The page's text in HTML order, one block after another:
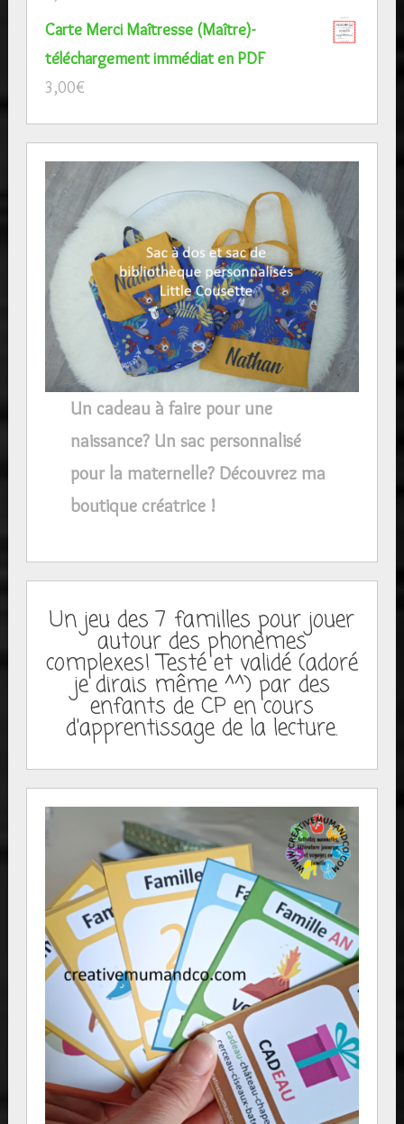
Carte Merci Maîtresse (Maître)-
téléchargement immédiat en PDF
3,00€
Un cadeau à faire pour une
naissance? Un sac personnalisé
pour la maternelle? Découvrez ma
boutique créatrice !
Un jeu des 7 familles pour jouer
autour des phonèmes
complexes! Testé et validé (adoré
je dirais même ^^) par des
enfants de CP en cours
d'apprentissage de la lecture.